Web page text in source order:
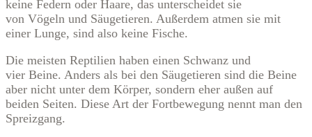
keine Federn oder Haare, das unterscheidet sie
von Vögeln und Säugetieren. Außerdem atmen sie mit
einer Lunge, sind also keine Fische.
Die meisten Reptilien haben einen Schwanz und
vier Beine. Anders als bei den Säugetieren sind die Beine
aber nicht unter dem Körper, sondern eher außen auf
beiden Seiten. Diese Art der Fortbewegung nennt man den
Spreizgang.